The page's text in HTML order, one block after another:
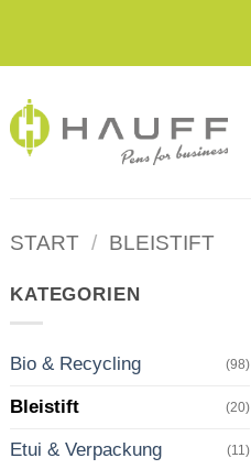
START / BLEISTIFT
KATEGORIEN
Bio & Recycling (98)
Bleistift (20)
Etui & Verpackung (11)